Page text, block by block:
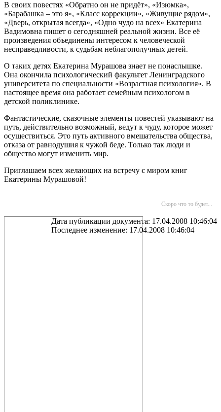
В своих повестях «Обратно он не придёт», «Изюмка»,
«Барабашка – это я», «Класс коррекции», «Живущие рядом»,
«Дверь, открытая всегда», «Одно чудо на всех» Екатерина
Вадимовна пишет о сегодняшней реальной жизни. Все её
произведения объединены интересом к человеческой
несправедливости, к судьбам неблагополучных детей.
О таких детях Екатерина Мурашова знает не понаслышке.
Она окончила психологический факультет Ленинградского
университета по специальности «Возрастная психология». В
настоящее время она работает семейным психологом в
детской поликлинике.
Фантастические, сказочные элементы повестей указывают на
путь, действительно возможный, ведут к чуду, которое может
осуществиться. Это путь активного вмешательства общества,
отказа от равнодушия к чужой беде. Только так люди и
общество могут изменить мир.
Приглашаем всех желающих на встречу с миром книг
Екатерины Мурашовой!
Скоро что то будет...
Дата публикации документа: 17.04.2008 10:46:04
Последнее изменение: 17.04.2008 10:46:04